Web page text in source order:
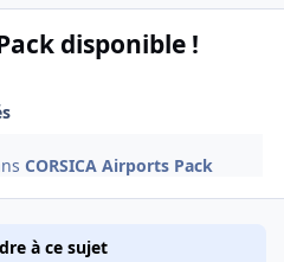
disponible !
CORSICA Airports Pack
à ce sujet